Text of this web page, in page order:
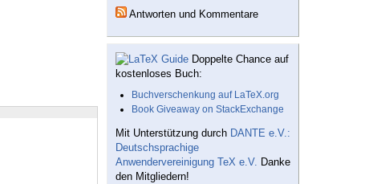
Antworten und Kommentare
Doppelte Chance auf
kostenloses Buch:
Buchverschenkung auf LaTeX.org
Book Giveaway on StackExchange
Mit Unterstützung durch DANTE e.V.:
Deutschsprachige
Anwendervereinigung TeX e.V. Danke
den Mitgliedern!